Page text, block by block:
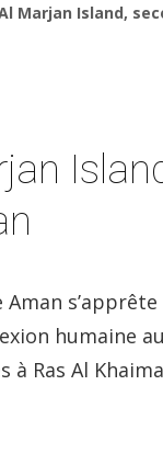
Marjan Island,
Aman
humaine
à Ras Al